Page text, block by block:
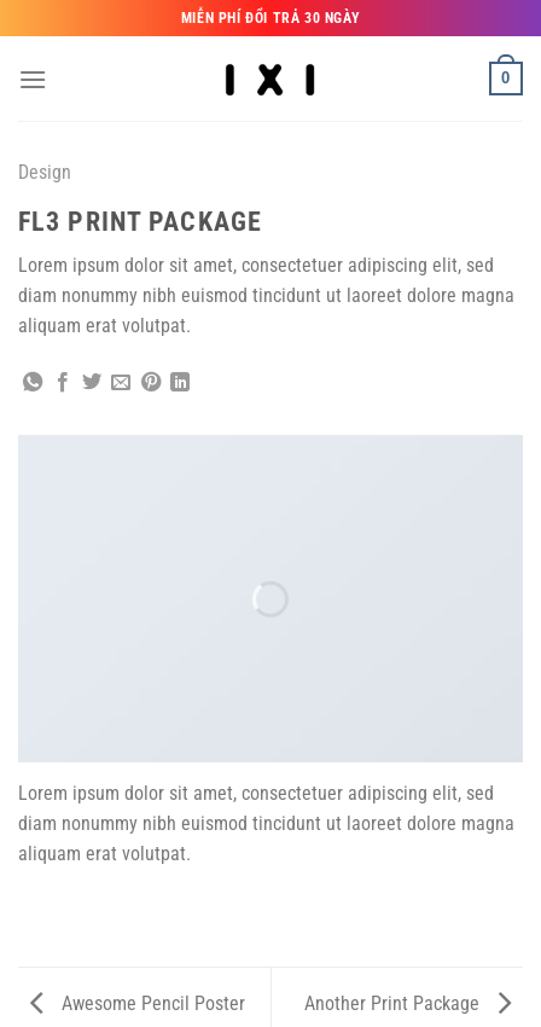
qua
nội
MIỄN PHÍ ĐỔI TRẢ 30 NGÀY
0
Design
FL3 PRINT PACKAGE
Lorem ipsum dolor sit amet, consectetuer adipiscing elit, sed
diam nonummy nibh euismod tincidunt ut laoreet dolore magna
aliquam erat volutpat.
Lorem ipsum dolor sit amet, consectetuer adipiscing elit, sed
diam nonummy nibh euismod tincidunt ut laoreet dolore magna
aliquam erat volutpat.
Awesome Pencil Poster Another Print Package